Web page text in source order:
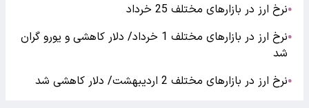
●نرخ ارز در بازارهای مختلف 25 خرداد
●
نرخ ارز در بازارهای مختلف 1 خرداد/ دلار کاهشی و یورو گران
شد
●نرخ ارز در بازارهای مختلف 2 اردیبهشت/ دلار کاهشی شد